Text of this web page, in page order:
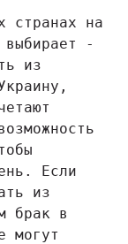
выбирает -
из
Если
из
брак в
могут